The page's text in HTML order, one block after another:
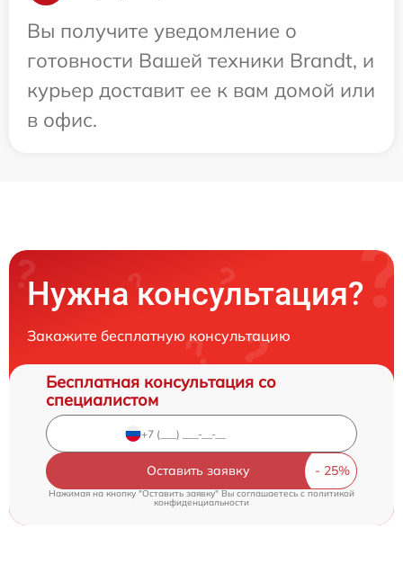
Вы получите уведомление о
готовности Вашей техники Brandt, и
курьер доставит ее к вам домой или
в офис.
Нужна консультация?
Закажите бесплатную консультацию
Бесплатная консультация со
специалистом
Оставить заявку
Нажимая на кнопку "Оставить заявку" Вы соглашаетесь c политикой
конфиденциальности